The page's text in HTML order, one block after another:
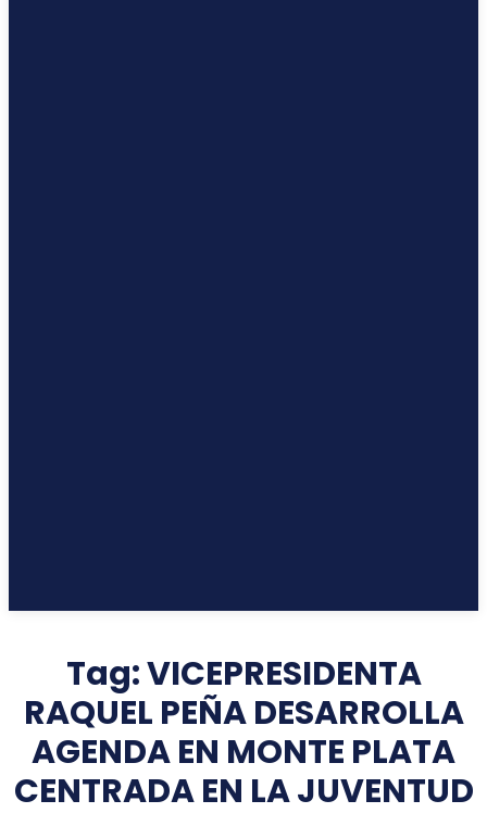
Tag:VICEPRESIDENTA
RAQUEL PEÑA DESARROLLA
AGENDA EN MONTE PLATA
CENTRADA EN LA JUVENTUD